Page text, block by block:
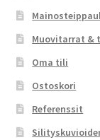
Muovitarrat
Oma tili
Ostoskori
Referenssit